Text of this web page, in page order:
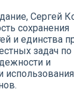
Сергей
сохранения
и единства
задач по
и